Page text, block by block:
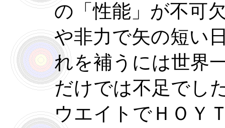
の「性能」が不可
や非力で矢の短い
れを補うには世界
だけでは不足でし
ウエイトでＨＯＹ